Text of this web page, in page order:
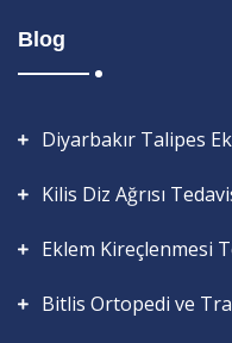
Blog
Diyarbakır Talipes
Kilis Diz Ağrısı
Eklem Kireçlenmesi
Bitlis Ortopedi ve